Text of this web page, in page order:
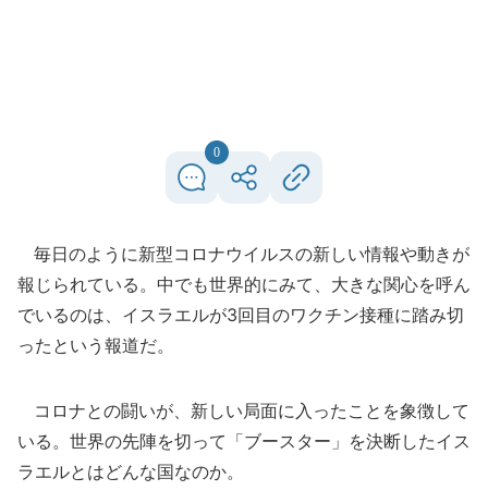
0
毎日のように新型コロナウイルスの新しい情報や動きが
報じられている。中でも世界的にみて、大きな関心を呼ん
でいるのは、イスラエルが3回目のワクチン接種に踏み切
ったという報道だ。
コロナとの闘いが、新しい局面に入ったことを象徴して
いる。世界の先陣を切って「ブースター」を決断したイス
ラエルとはどんな国なのか。